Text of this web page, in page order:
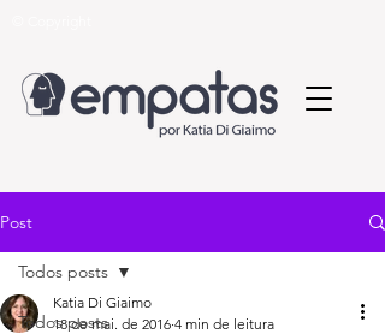
Post
Todos posts
Todos posts
Katia Di Giaimo
18 de mai. de 2016 4 min de leitura